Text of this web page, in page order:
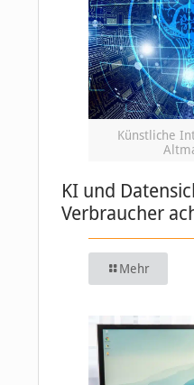
Künstliche
KI und
Verbraucher
Mehr